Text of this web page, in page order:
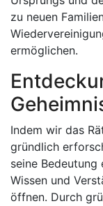
zu neuen
ermöglichen.
Indem wir das
gründlich
seine Bedeutung
Wissen und
öffnen. Durch